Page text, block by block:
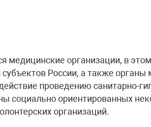
медицинские организации, в
субъектов России, а также
проведению санитарно-
социально ориентированных
организаций.